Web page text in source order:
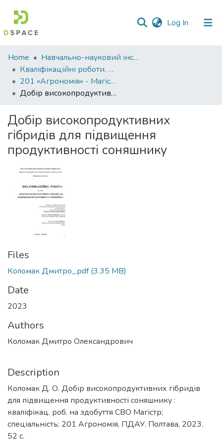
Log In (current)
Communities
&
Collections
All of DSpace
Statistics
Home
Навчально-науковий інститут агротехнологій, селекції та екології
Кваліфікаційні роботи. ННІ агротехнологій, селекції та екології
201 «Агрономія» - Магістри 2023-2024
Добір високопродуктивних гібридів для підвищення продуктивності соняшнику
Добір високопродуктивних
гібридів для підвищення
продуктивності соняшнику
Files
Коломак Дмитро_.pdf(3.35 MB)
Date
2023
Authors
Коломак Дмитро Олександрович
Description
Коломак Д. О. Добір високопродуктивних гібридів
для підвищення продуктивності соняшнику :
кваліфікац. роб. на здобуття СВО Магістр;
спеціальність: 201 Агрономія, ПДАУ. Полтава, 2023.
52 с.